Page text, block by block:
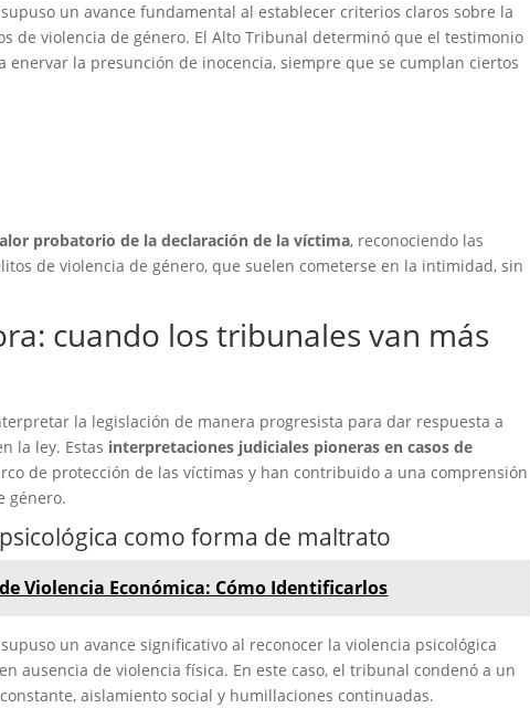
supuso un avance fundamental al establecer criterios claros sobre la
de violencia de género. El Alto Tribunal determinó que el testimonio
la presunción de inocencia, siempre que se cumplan ciertos
probatorio de la declaración de la víctima, reconociendo las
de violencia de género, que suelen cometerse en la intimidad, sin
cuando los tribunales van más
la legislación de manera progresista para dar respuesta a
la ley. Estas interpretaciones judiciales pioneras en casos de
de protección de las víctimas y han contribuido a una comprensión
género.
como forma de maltrato
Violencia Económica: Cómo Identificarlos
supuso un avance significativo al reconocer la violencia psicológica
ausencia de violencia física. En este caso, el tribunal condenó a un
aislamiento social y humillaciones continuadas.